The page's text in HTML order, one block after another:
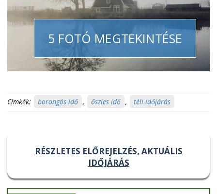
5 FOTÓ MEGTEKINTÉSE
Címkék: borongós idő , őszies idő , téli időjárás
RÉSZLETES ELŐREJELZÉS, AKTUÁLIS
IDŐJÁRÁS